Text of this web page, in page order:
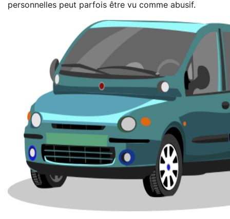
personnelles peut parfois être vu comme abusif.